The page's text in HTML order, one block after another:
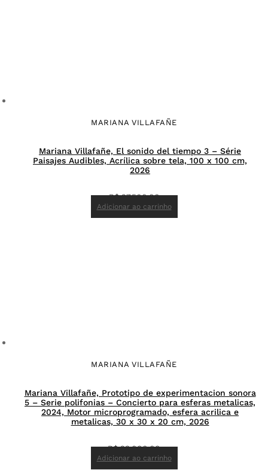
MARIANA VILLAFAÑE
Mariana Villafañe, El sonido del tiempo 3 – Série
Paisajes Audibles, Acrílica sobre tela, 100 x 100 cm,
2026
R$27.500,00
Adicionar ao carrinho
MARIANA VILLAFAÑE
Mariana Villafañe, Prototipo de experimentacion sonora
5 – Serie polifonias – Concierto para esferas metalicas,
2024, Motor microprogramado, esfera acrilica e
metalicas, 30 x 30 x 20 cm, 2026
R$23.000,00
Adicionar ao carrinho